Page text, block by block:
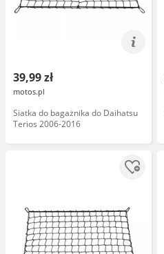
39,99 zł
motos.pl
Siatka do bagażnika do Daihatsu
Terios 2006-2016